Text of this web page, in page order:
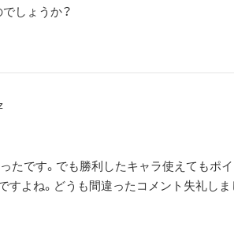
しょうか？
たです。でも勝利したキャラ使えてもポ
すよね。どうも間違ったコメント失礼し